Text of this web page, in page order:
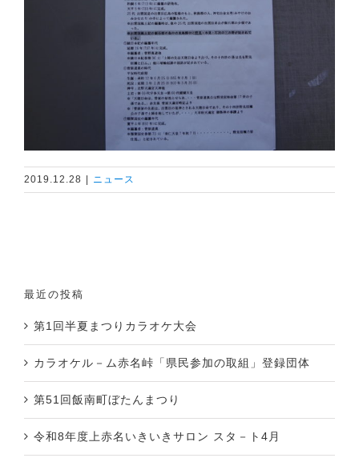
2019.12.28 ニュース
最近の投稿
第1回半夏まつりカラオケ大会
カラオケル－ム赤名峠「県民参加の取組」登録団体
第51回飯南町ぼたんまつり
令和8年度上赤名いきいきサロン スタ－ト4月